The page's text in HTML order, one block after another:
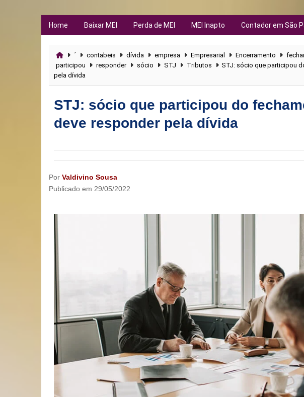
Home Baixar MEI Perda de MEI MEI Inapto Contador em São
´ contabeis dívida empresa Empresarial Encerramento
participou
responder sócio STJ Tributos
STJ: sócio que participou
pela dívida
STJ: sócio que participou do
deve responder pela dívida
Por Valdivino Sousa
Publicado em 29/05/2022